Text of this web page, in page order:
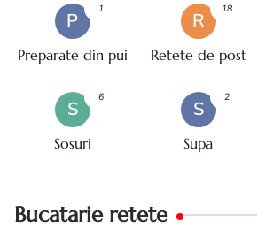
P
Preparate din pui
1
R
Retete de post
18
S
Sosuri
6
S
Supa
2
Bucatarie retete